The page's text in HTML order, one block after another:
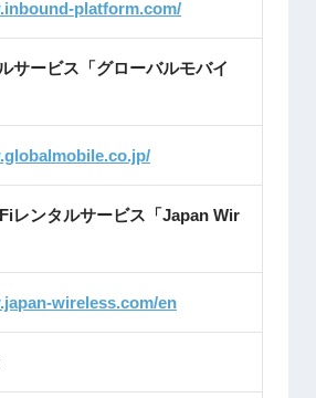
platform.com/
サービス「グローバルモバイ
レンタルサービス「Japan Wir
wireless.com/en